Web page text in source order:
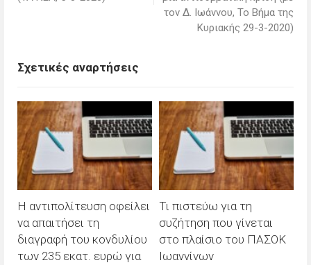
τον Δ. Ιωάννου, Το Βήμα της
Κυριακής 29-3-2020)
Σχετικές αναρτήσεις
Η αντιπολίτευση οφείλει
να απαιτήσει τη
διαγραφή του κονδυλίου
των 235 εκατ. ευρώ για
Τι πιστεύω για τη
συζήτηση που γίνεται
στο πλαίσιο του ΠΑΣΟΚ
Ιωαννίνων